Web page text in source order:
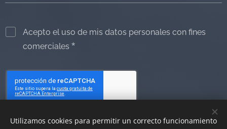
Acepto el uso de mis datos personales con fines
comerciales
Utilizamos cookies para permitir un correcto funcionamiento